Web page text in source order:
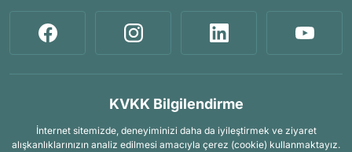
KVKK Bilgilendirme
İnternet sitemizde, deneyiminizi daha da iyileştirmek ve ziyaret
alışkanlıklarınızın analiz edilmesi amacıyla çerez (cookie) kullanmaktayız.